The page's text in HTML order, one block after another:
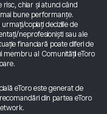
chiar și atunci când
bune performanțe.
copiați deciziile de
neprofesioniști sau ale
financiară poate diferi de
al Comunității eToro
eToro este generat de
din partea eToro